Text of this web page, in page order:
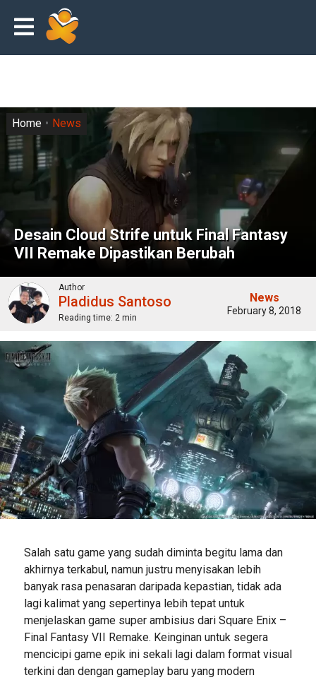
Desain Cloud Strife untuk Final Fantasy
VII Remake Dipastikan Berubah
Home News
Author
Pladidus Santoso
Reading time: 2 min
News
February 8, 2018
Salah satu game yang sudah diminta begitu lama dan
akhirnya terkabul, namun justru menyisakan lebih
banyak rasa penasaran daripada kepastian, tidak ada
lagi kalimat yang sepertinya lebih tepat untuk
menjelaskan game super ambisius dari Square Enix –
Final Fantasy VII Remake. Keinginan untuk segera
mencicipi game epik ini sekali lagi dalam format visual
terkini dan dengan gameplay baru yang modern